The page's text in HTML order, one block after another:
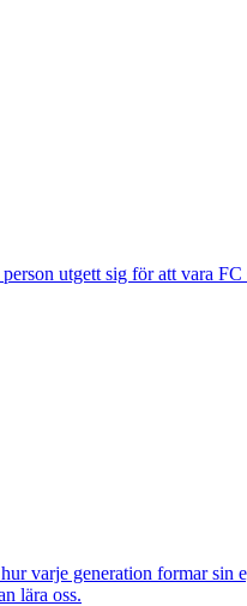
utgett sig för att vara
varje generation formar
lära oss.